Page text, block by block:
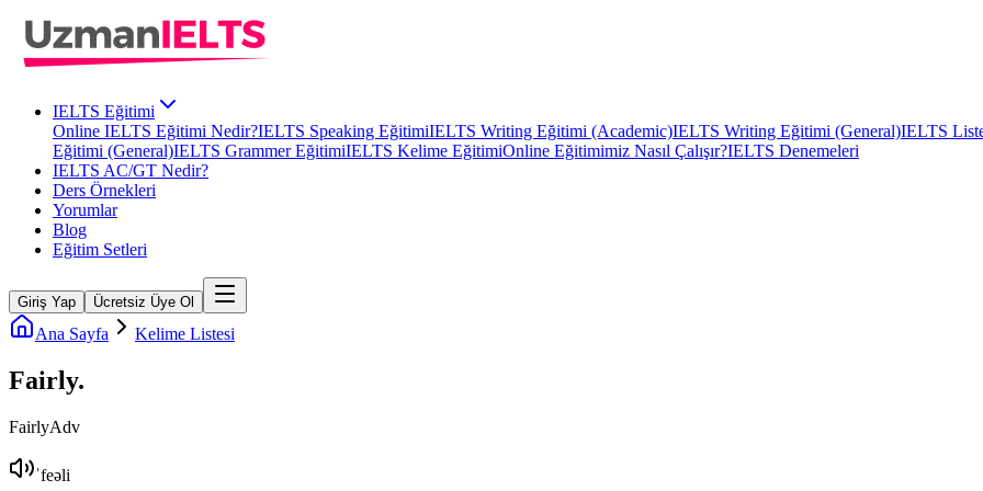
IELTS Eğitimi
Online IELTS Eğitimi Nedir?IELTS Speaking EğitimiIELTS Writing Eğitimi (Academic)IELTS Writing Eğitimi (General)IELTS
Eğitimi (General)IELTS Grammer EğitimiIELTS Kelime EğitimiOnline Eğitimimiz Nasıl Çalışır?IELTS Denemeleri
IELTS AC/GT Nedir?
Ders Örnekleri
Yorumlar
Blog
Eğitim Setleri
Giriş Yap Ücretsiz Üye Ol
Ana Sayfa Kelime Listesi
Fairly.
FairlyAdv
ˈfeəli